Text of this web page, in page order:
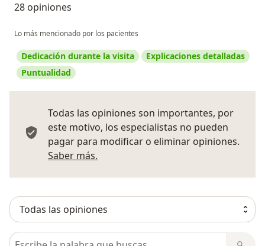
28 opiniones
Lo más mencionado por los pacientes
Dedicación durante la visita
Explicaciones detalladas
Puntualidad
Todas las opiniones son importantes, por
este motivo, los especialistas no pueden
pagar para modificar o eliminar opiniones.
Saber más.
Busca en opiniones